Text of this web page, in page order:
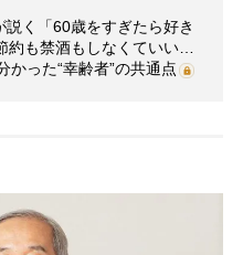
説く「60歳をすぎたら好き
も禁酒もしなくていい…
かった“幸齢者”の共通点